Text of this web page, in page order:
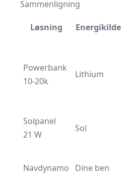
Sammenligning
Løsning Energikilde
Powerbank
10-20k
Lithium
Solpanel
21 W
Sol
Navdynamo Dine ben